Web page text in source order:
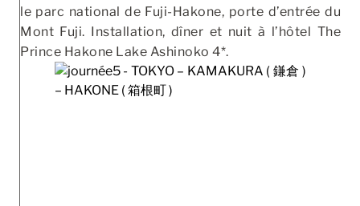
le parc national de Fuji-Hakone, porte d’entrée du
Mont Fuji. Installation, dîner et nuit à l’hôtel The
Prince Hakone Lake Ashinoko 4*.